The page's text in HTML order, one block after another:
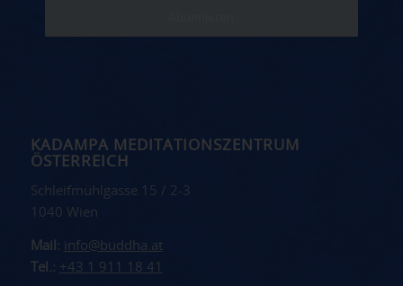
KADAMPA MEDITATIONSZENTRUM
ÖSTERREICH
Schleifmühlgasse 15 / 2-3
1040 Wien
Mail: info@buddha.at
Tel.: +43 1 911 18 41